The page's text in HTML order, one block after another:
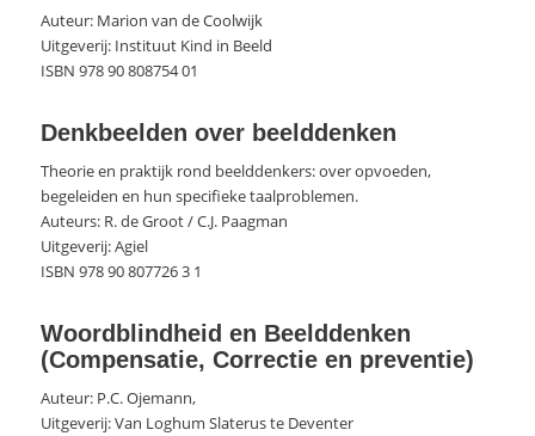
Auteur: Marion van de Coolwijk
Uitgeverij: Instituut Kind in Beeld
ISBN 978 90 808754 01
Denkbeelden over beelddenken
Theorie en praktijk rond beelddenkers: over opvoeden,
begeleiden en hun specifieke taalproblemen.
Auteurs: R. de Groot / C.J. Paagman
Uitgeverij: Agiel
ISBN 978 90 807726 3 1
Woordblindheid en Beelddenken
(Compensatie, Correctie en preventie)
Auteur: P.C. Ojemann,
Uitgeverij: Van Loghum Slaterus te Deventer